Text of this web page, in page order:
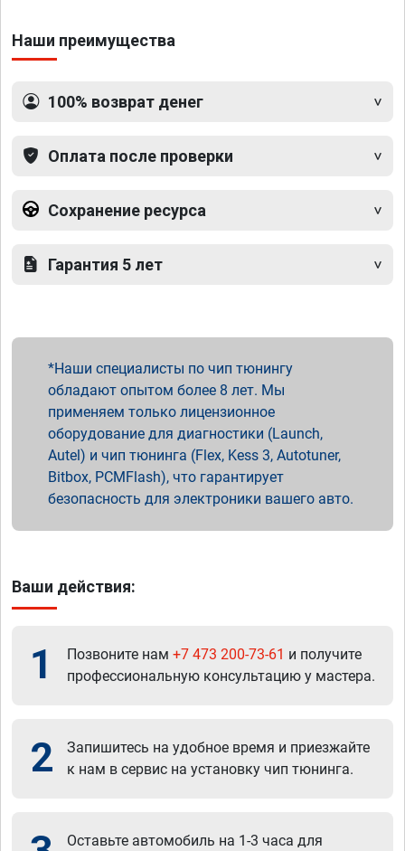
Наши преимущества
100% возврат денег
Оплата после проверки
Сохранение ресурса
Гарантия 5 лет
Наши специалисты по чип тюнингу
обладают опытом более 8 лет. Мы
применяем только лицензионное
оборудование для диагностики (Launch,
Autel) и чип тюнинга (Flex, Kess 3, Autotuner,
Bitbox, PCMFlash), что гарантирует
безопасность для электроники вашего авто.
Ваши действия:
1 Позвоните нам +7 473 200-73-61 и получите
профессиональную консультацию у мастера.
2
Запишитесь на удобное время и приезжайте
к нам в сервис на установку чип тюнинга.
Оставьте автомобиль на 1-3 часа для